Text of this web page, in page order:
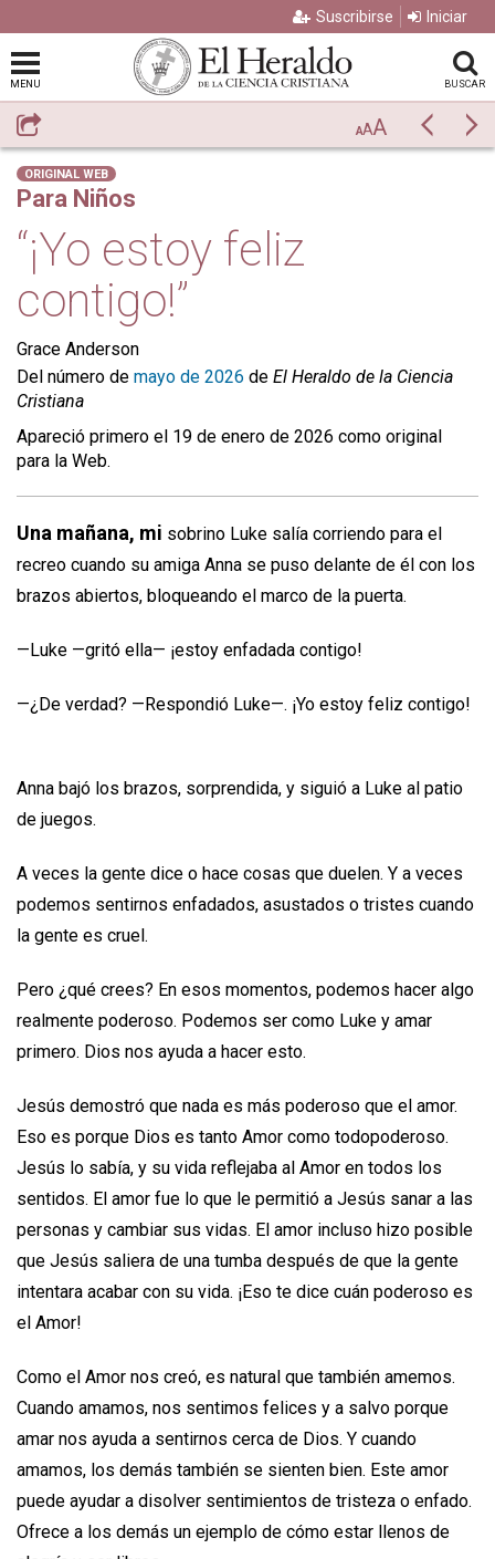
Suscribirse Iniciar
MENU BUSCAR
Compartir AAA Previo
ORIGINAL WEB
Para Niños
“¡Yo estoy feliz
contigo!”
Grace Anderson
Del número de mayo de 2026 de El Heraldo de la Ciencia
Cristiana
Apareció primero el 19 de enero de 2026 como original
para la Web.
Una mañana, mi sobrino Luke salía corriendo para el
recreo cuando su amiga Anna se puso delante de él con los
brazos abiertos, bloqueando el marco de la puerta.
—Luke —gritó ella— ¡estoy enfadada contigo!
—¿De verdad? —Respondió Luke—. ¡Yo estoy feliz contigo!
Anna bajó los brazos, sorprendida, y siguió a Luke al patio
de juegos.
A veces la gente dice o hace cosas que duelen. Y a veces
podemos sentirnos enfadados, asustados o tristes cuando
la gente es cruel.
Pero ¿qué crees? En esos momentos, podemos hacer algo
realmente poderoso. Podemos ser como Luke y amar
primero. Dios nos ayuda a hacer esto.
Jesús demostró que nada es más poderoso que el amor.
Eso es porque Dios es tanto Amor como todopoderoso.
Jesús lo sabía, y su vida reflejaba al Amor en todos los
sentidos. El amor fue lo que le permitió a Jesús sanar a las
personas y cambiar sus vidas. El amor incluso hizo posible
que Jesús saliera de una tumba después de que la gente
intentara acabar con su vida. ¡Eso te dice cuán poderoso es
el Amor!
Como el Amor nos creó, es natural que también amemos.
Cuando amamos, nos sentimos felices y a salvo porque
amar nos ayuda a sentirnos cerca de Dios. Y cuando
amamos, los demás también se sienten bien. Este amor
puede ayudar a disolver sentimientos de tristeza o enfado.
Ofrece a los demás un ejemplo de cómo estar llenos de